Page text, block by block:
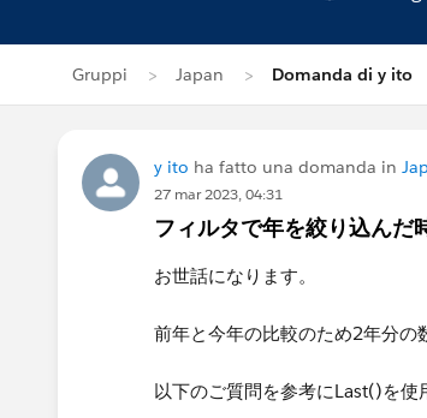
Gruppi Japan Domanda di y ito
y ito ha fatto una domanda in
27 mar 2023, 04:31
フィルタで年を絞り込んだ
お世話になります。
前年と今年の比較のため2年分の
以下のご質問を参考にLast()を使